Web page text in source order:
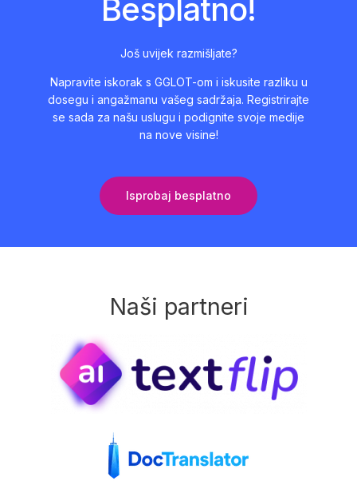
Besplatno!
Još uvijek razmišljate?
Napravite iskorak s GGLOT-om i iskusite razliku u
dosegu i angažmanu vašeg sadržaja. Registrirajte
se sada za našu uslugu i podignite svoje medije
na nove visine!
Isprobaj besplatno
Naši partneri